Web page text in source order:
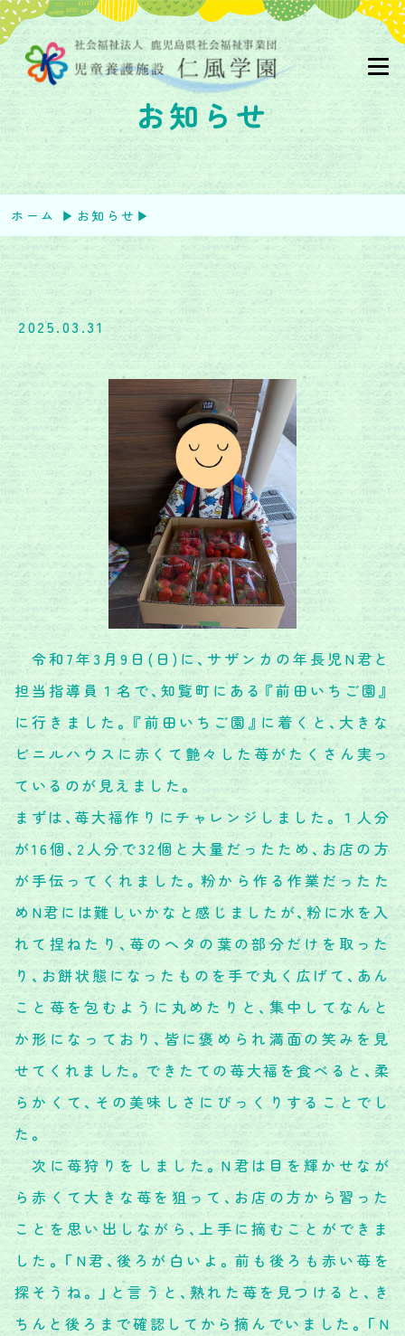
お知らせ
ホーム ▶︎ お知らせ ▶︎
2025.03.31
令和7年3月9日(日)に、サザンカの年長児N君と
担当指導員１名で、知覧町にある『前田いちご園』
に行きました。『前田いちご園』に着くと、大きな
ビニルハウスに赤くて艶々した苺がたくさん実っ
ているのが見えました。
まずは、苺大福作りにチャレンジしました。１人分
が16個、2人分で32個と大量だったため、お店の方
が手伝ってくれました。粉から作る作業だったた
めN君には難しいかなと感じましたが、粉に水を入
れて捏ねたり、苺のヘタの葉の部分だけを取った
り、お餅状態になったものを手で丸く広げて、あん
こと苺を包むように丸めたりと、集中してなんと
か形になっており、皆に褒められ満面の笑みを見
せてくれました。できたての苺大福を食べると、柔
らかくて、その美味しさにびっくりすることでし
た。
次に苺狩りをしました。N君は目を輝かせなが
ら赤くて大きな苺を狙って、お店の方から習った
ことを思い出しながら、上手に摘むことができま
した。「N君、後ろが白いよ。前も後ろも赤い苺を
探そうね。」と言うと、熟れた苺を見つけると、き
ちんと後ろまで確認してから摘んでいました。「N